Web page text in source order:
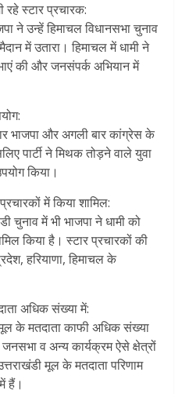
रहे स्टार प्रचारक:
ने उन्हें हिमाचल विधानसभा चुनाव
में उतारा। हिमाचल में धामी ने
की और जनसंपर्क अभियान में
भाजपा और अगली बार कांग्रेस के
पार्टी ने मिथक तोड़ने वाले युवा
किया।
में किया शामिल:
चुनाव में भी भाजपा ने धामी को
किया है। स्टार प्रचारकों की
हरियाणा, हिमाचल के
अधिक संख्या में:
के मतदाता काफी अधिक संख्या
व अन्य कार्यक्रम ऐसे क्षेत्रों
मूल के मतदाता परिणाम
हैं।